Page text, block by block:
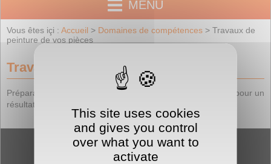
MENU
Vous êtes içi : Accueil > Domaines de compétences > Travaux de
peinture de vos pièces
Travaux de peinture de vos pièces
Préparation et peinture de vos pièces, un travail de qualité pour un
résultat professionnel !
This site uses cookies
and gives you control
over what you want to
activate